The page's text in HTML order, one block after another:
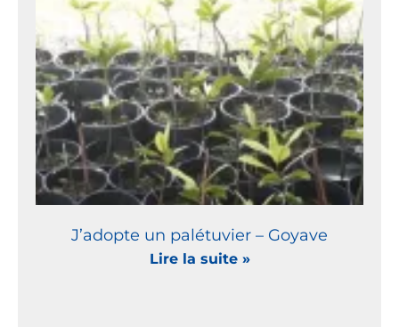
J’adopte un palétuvier – Goyave
Lire la suite »